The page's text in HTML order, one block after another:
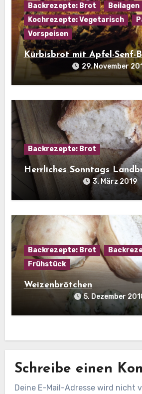
Backrezepte: Brot Beilagen
Kochrezepte: Vegetarisch
Vorspeisen
Kürbisbrot mit Apfel-Senf-
29. November
Backrezepte: Brot
Herrliches Sonntags
3. März 2019
Backrezepte: Brot
Frühstück
Weizenbrötchen
5. Dezember
Schreibe einen
Deine E-Mail-Adresse wird nicht